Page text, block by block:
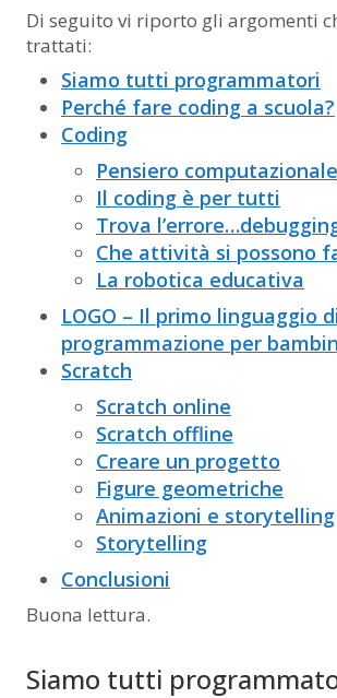
Di seguito vi riporto gli argomenti
trattati:
Siamo tutti programmatori
Perché fare coding a scuola?
Coding
Pensiero computazionale
Il coding è per tutti
Trova
Che attività si possono
La robotica educativa
LOGO – Il primo linguaggio
programmazione per
Scratch
Scratch online
Scratch offline
Creare un progetto
Figure geometriche
Animazioni e storytelling
Storytelling
Conclusioni
Buona lettura.
Siamo tutti